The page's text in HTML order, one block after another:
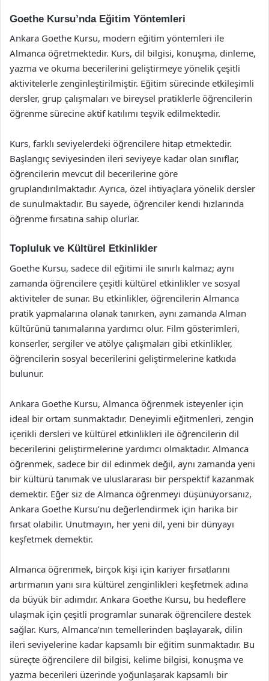
Goethe Kursu’nda Eğitim Yöntemleri
Ankara Goethe Kursu, modern eğitim yöntemleri ile
Almanca öğretmektedir. Kurs, dil bilgisi, konuşma, dinleme,
yazma ve okuma becerilerini geliştirmeye yönelik çeşitli
aktivitelerle zenginleştirilmiştir. Eğitim sürecinde etkileşimli
dersler, grup çalışmaları ve bireysel pratiklerle öğrencilerin
öğrenme sürecine aktif katılımı teşvik edilmektedir.
Kurs, farklı seviyelerdeki öğrencilere hitap etmektedir.
Başlangıç seviyesinden ileri seviyeye kadar olan sınıflar,
öğrencilerin mevcut dil becerilerine göre
gruplandırılmaktadır. Ayrıca, özel ihtiyaçlara yönelik dersler
de sunulmaktadır. Bu sayede, öğrenciler kendi hızlarında
öğrenme fırsatına sahip olurlar.
Topluluk ve Kültürel Etkinlikler
Goethe Kursu, sadece dil eğitimi ile sınırlı kalmaz; aynı
zamanda öğrencilere çeşitli kültürel etkinlikler ve sosyal
aktiviteler de sunar. Bu etkinlikler, öğrencilerin Almanca
pratik yapmalarına olanak tanırken, aynı zamanda Alman
kültürünü tanımalarına yardımcı olur. Film gösterimleri,
konserler, sergiler ve atölye çalışmaları gibi etkinlikler,
öğrencilerin sosyal becerilerini geliştirmelerine katkıda
bulunur.
Ankara Goethe Kursu, Almanca öğrenmek isteyenler için
ideal bir ortam sunmaktadır. Deneyimli eğitmenleri, zengin
içerikli dersleri ve kültürel etkinlikleri ile öğrencilerin dil
becerilerini geliştirmelerine yardımcı olmaktadır. Almanca
öğrenmek, sadece bir dil edinmek değil, aynı zamanda yeni
bir kültürü tanımak ve uluslararası bir perspektif kazanmak
demektir. Eğer siz de Almanca öğrenmeyi düşünüyorsanız,
Ankara Goethe Kursu’nu değerlendirmek için harika bir
fırsat olabilir. Unutmayın, her yeni dil, yeni bir dünyayı
keşfetmek demektir.
Almanca öğrenmek, birçok kişi için kariyer fırsatlarını
artırmanın yanı sıra kültürel zenginlikleri keşfetmek adına
da büyük bir adımdır. Ankara Goethe Kursu, bu hedeflere
ulaşmak için çeşitli programlar sunarak öğrencilere destek
sağlar. Kurs, Almanca’nın temellerinden başlayarak, dilin
ileri seviyelerine kadar kapsamlı bir eğitim sunmaktadır. Bu
süreçte öğrencilere dil bilgisi, kelime bilgisi, konuşma ve
yazma becerileri üzerinde yoğunlaşarak kapsamlı bir